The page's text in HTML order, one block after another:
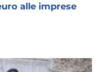
alle imprese